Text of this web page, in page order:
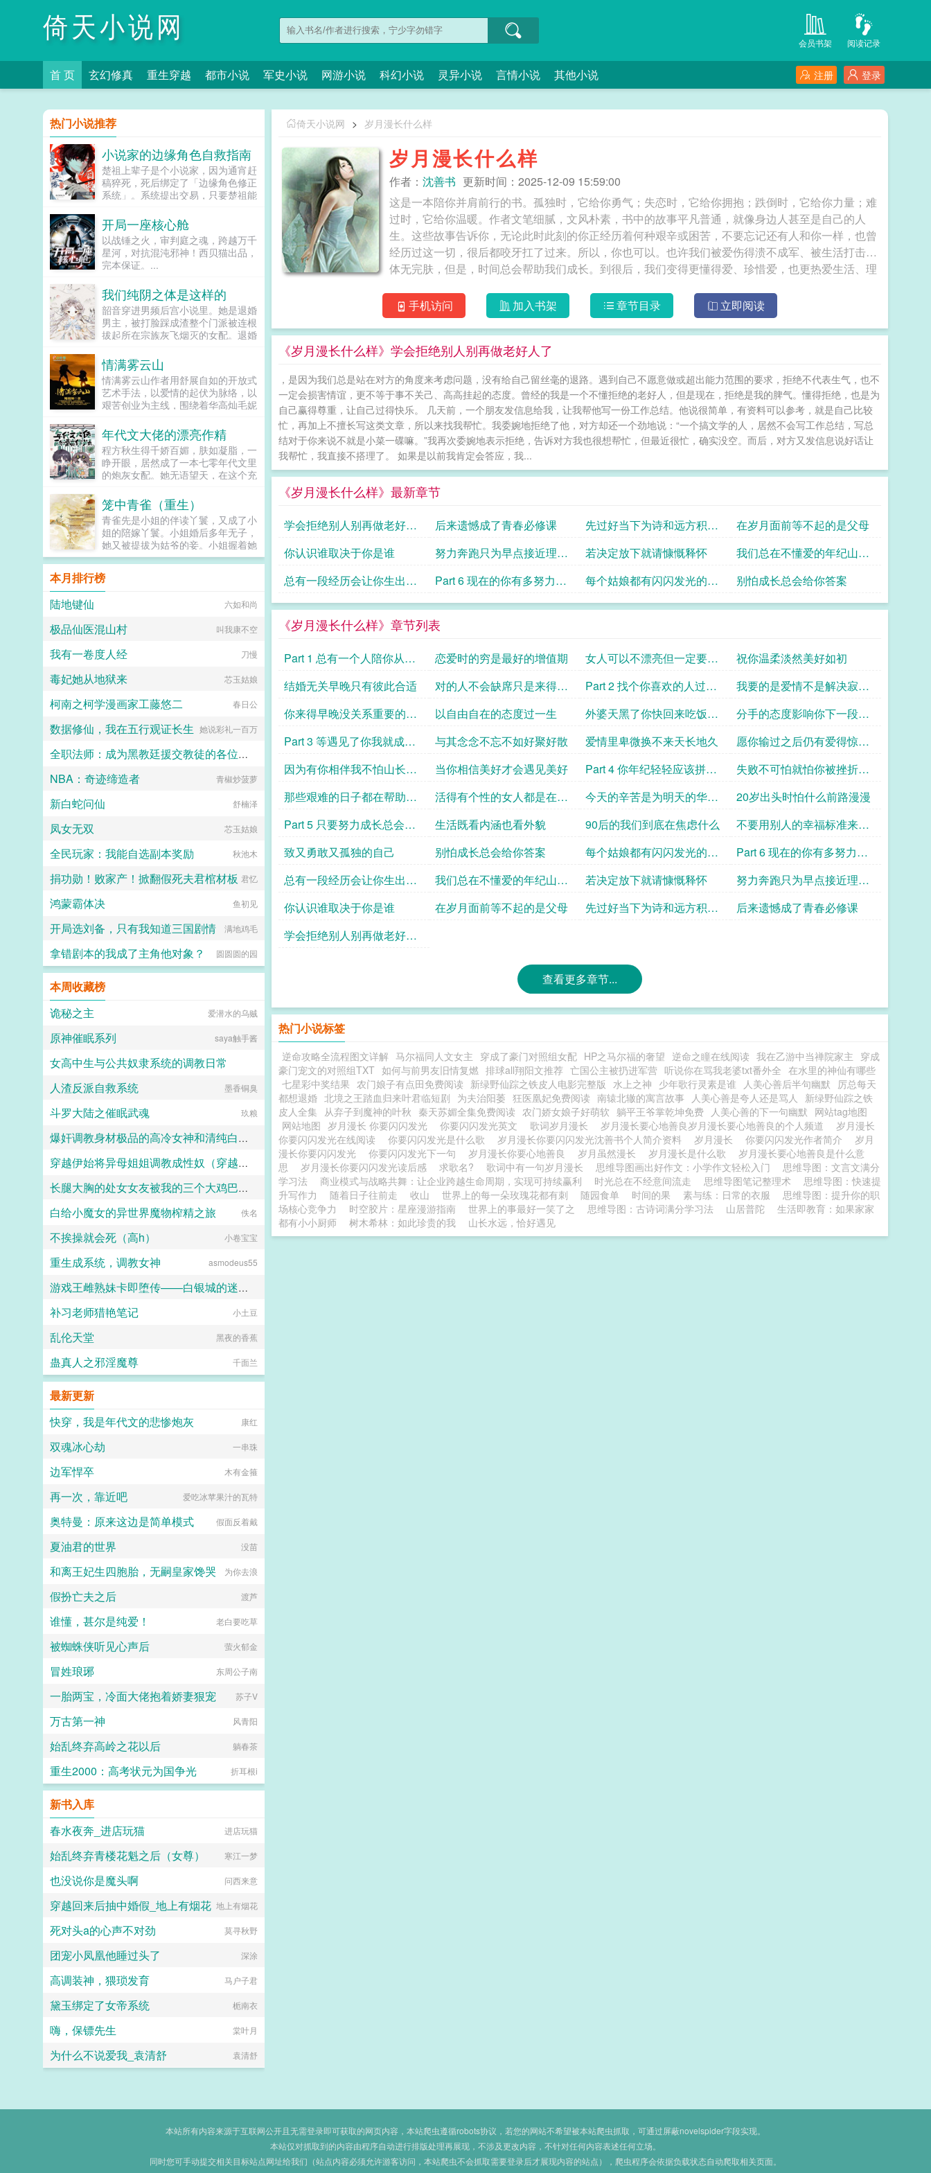
倚天小说网 阅读记录
会员书架
首 页 玄幻修真 重生穿越 都市小说 军史小说 网游小说 科幻小说 灵异小说 言情小说 其他小说 登录
注册
倚天小说网 > 岁月漫长什么样
岁月漫长什么样
作者： 沈善书 更新时间：2025-12-09 15:59:00
这是一本陪你并肩前行的书。孤独时，它给你勇气；失恋时，它给你拥抱；跌倒时，它给你力量；难
过时，它给你温暖。作者文笔细腻，文风朴素，书中的故事平凡普通，就像身边人甚至是自己的人
生。这些故事告诉你，无论此时此刻的你正经历着何种艰辛或困苦，不要忘记还有人和你一样，也曾
经历过这一切，很后都咬牙扛了过来。所以，你也可以。也许我们被爱伤得溃不成军、被生活打击得
体无完肤，但是，时间总会帮助我们成长。到很后，我们变得更懂得爱、珍惜爱，也更热爱生活、理
漫长，你要闪闪发光
手机访问 加入书架 章节目录 立即阅读
《岁月漫长什么样》学会拒绝别人别再做老好人了
，是因为我们总是站在对方的角度来考虑问题，没有给自己留丝毫的退路。遇到自己不愿意做或超出能力范围的要求，拒绝不代表生气，也不
一定会损害情谊，更不等于事不关己、高高挂起的态度。曾经的我是一个不懂拒绝的老好人，但是现在，拒绝是我的脾气。懂得拒绝，也是为
自己赢得尊重，让自己过得快乐。 几天前，一个朋友发信息给我，让我帮他写一份工作总结。他说很简单，有资料可以参考，就是自己比较
忙，再加上不擅长写这类文章，所以来找我帮忙。我委婉地拒绝了他，对方却还一个劲地说：“一个搞文学的人，居然不会写工作总结，写总
结对于你来说不就是小菜一碟嘛。”我再次委婉地表示拒绝，告诉对方我也很想帮忙，但最近很忙，确实没空。而后，对方又发信息说好话让
我帮忙，我直接不搭理了。 如果是以前我肯定会答应，我...
《岁月漫长什么样》最新章节
学会拒绝别人别再做老好人
了
后来遗憾成了青春必修课
先过好当下为诗和远方积累
资本
在岁月面前等不起的是父母
你认识谁取决于你是谁
努力奔跑只为早点接近理想
的生活
若决定放下就请慷慨释怀
我们总在不懂爱的年纪山盟
海誓
总有一段经历会让你生出铠
甲
Part 6 现在的你有多努力就
有多耀眼的未来
每个姑娘都有闪闪发光的机
会
别怕成长总会给你答案
《岁月漫长什么样》章节列表
Part 1 总有一个人陪你从年
少走到年老
恋爱时的穷是最好的增值期
女人可以不漂亮但一定要有
嫁值
祝你温柔淡然美好如初
结婚无关早晚只有彼此合适
对的人不会缺席只是来得晚
一些
Part 2 找个你喜欢的人过欢
喜的一生
我要的是爱情不是解决寂寞
的人
你来得早晚没关系重要的是
你来了
以自由自在的态度过一生
外婆天黑了你快回来吃饭好
不好
分手的态度影响你下一段感
情的好坏
Part 3 等遇见了你我就成了
我们
与其念念不忘不如好聚好散 爱情里卑微换不来天长地久
愿你输过之后仍有爱得惊天
动地的骄傲
因为有你相伴我不怕山长水
远
当你相信美好才会遇见美好
Part 4 你年纪轻轻应该拼尽
全力去生活
失败不可怕就怕你被挫折打
败
那些艰难的日子都在帮助你
成长
活得有个性的女人都是在做
自己
今天的辛苦是为明天的华丽
绽放
20岁出头时怕什么前路漫漫
Part 5 只要努力成长总会给
你惊喜
生活既看内涵也看外貌 90后的我们到底在焦虑什么
不要用别人的幸福标准来给
自己打分
致又勇敢又孤独的自己 别怕成长总会给你答案
每个姑娘都有闪闪发光的机
会
Part 6 现在的你有多努力就
有多耀眼的未来
总有一段经历会让你生出铠
甲
我们总在不懂爱的年纪山盟
海誓
若决定放下就请慷慨释怀
努力奔跑只为早点接近理想
的生活
你认识谁取决于你是谁 在岁月面前等不起的是父母
先过好当下为诗和远方积累
后来遗憾成了青春必修课
学会拒绝别人别再做老好人
查看更多章节...
热门小说标签
逆命攻略全流程图文详解 马尔福同人文女主 穿成了豪门对照组女配 HP之马尔福的奢望 逆命之瞳在线阅读 我在乙游中当禅院家主 穿成
豪门宠文的对照组TXT 如何与前男友旧情复燃 排球all翔阳文推荐 亡国公主被扔进军营 听说你在骂我老婆txt番外全 在水里的神仙有哪些
七星彩中奖结果 农门娘子有点田免费阅读 新绿野仙踪之铁皮人电影完整版 水上之神 少年歌行灵素是谁 人美心善后半句幽默 厉总每天
都想退婚 北境之王踏血归来叶君临短剧 为夫治阳萎 狂医凰妃免费阅读 南辕北辙的寓言故事 人美心善是夸人还是骂人
新绿野仙踪之铁
皮人全集 从弃子到魔神的叶秋 秦天苏媚全集免费阅读 农门娇女娘子好萌软 躺平王爷掌乾坤免费 人美心善的下一句幽默 网站tag地图
网站地图 岁月漫长 你要闪闪发光 你要闪闪发光英文 歌词岁月漫长 岁月漫长要心地善良岁月漫长要心地善良的个人频道
岁月漫长
你要闪闪发光在线阅读
你要闪闪发光是什么歌 岁月漫长你要闪闪发光沈善书个人简介资料 岁月漫长 你要闪闪发光作者简介
岁月
漫长你要闪闪发光
你要闪闪发光下一句 岁月漫长你要心地善良 岁月虽然漫长 岁月漫长是什么歌
岁月漫长要心地善良是什么意
思
岁月漫长你要闪闪发光读后感 求歌名? 歌词中有一句岁月漫长 思维导图画出好作文：小学作文轻松入门
思维导图：文言文满分
学习法
商业模式与战略共舞：让企业跨越生命周期，实现可持续赢利 时光总在不经意间流走 思维导图笔记整理术
思维导图：快速提
升写作力
随着日子往前走 收山 世界上的每一朵玫瑰花都有刺 随园食单 时间的果 素与练：日常的衣服
思维导图：提升你的职
场核心竞争力
时空胶片：星座漫游指南 世界上的事最好一笑了之 思维导图：古诗词满分学习法 山居普陀
生活即教育：如果家家
都有小小厨师
树木希林：如此珍贵的我 山长水远，恰好遇见
热门小说推荐
小说家的边缘角色自救指南
楚祖上辈子是个小说家，因为通宵赶
稿猝死，死后绑定了「边缘角色修正
系统」。系统提出交易，只要楚祖能
色，他就能重获新生。楚祖改人设是
吧？老擅长了！第一本读者A你可以
让反派降智，但你最好不要做梦觉得
读者也会降智，很难懂吗？还是读者
A靠靠靠！早说是大佬的局中局中局
声了！！第二本读者B狗塑适可而
止，就算你重复强调五百次他是可爱
狗狗，但我只看到了一只舔狗，还是
不会汪汪叫的那种。还是读者B起猛
里能领养，阿祖！我也要养阿祖！！
第三本读者C作者生活这么不如意，
一定要搞这么五毒俱全的角色？写不
出来东西找个班上吧。还是读者
CMD，祖神，我可真该死啊！第四
的一般，但我改得还行吧？系统你知
道什么叫边缘角色吗？人气大爆角色
算什么边缘角色啊！！！TIPS12100
存稿箱吐章节，偶尔抽空改错字2警
惕祖哥感情牌，他是个狠人3wb短不
注发言时间，精确到秒，有用5是想
简单尝试各种题材的产物，专栏预收
有各个题材，收收菜呗w...
开局一座核心舱
以战锤之火，审判庭之魂，跨越万千
星河，对抗混沌邪神！西贝猫出品，
完本保证。...
我们纯阴之体是这样的
韶音穿进男频后宫小说里。她是退婚
男主，被打脸踩成渣整个门派被连根
拔起所在宗族灰飞烟灭的女配。退婚
清白白的好汉一条，前程光明，未来
无限。但既然他这么记恨N多年后。
龙傲天男主我知道是我配不上你，但
我在你身边鞍前马后了五百年，饭给
你做，衣服给你买，天材地宝为你
情满雾云山
情满雾云山作者用舒展自如的开放式
艺术手法，以爱情的起伏为脉络，以
艰苦创业为主线，围绕着华高灿毛妮
文彬梁仕达丁...
年代文大佬的漂亮作精
程方秋生得千娇百媚，肤如凝脂，一
睁开眼，居然成了一本七零年代文里
的炮灰女配。她无语望天，在这个充
着便宜老公的丰厚工资买买买，顺便
再好好享受宽肩窄腰，冷峻帅气...
笼中青雀（重生）
青雀先是小姐的伴读丫鬟，又成了小
姐的陪嫁丫鬟。小姐婚后多年无子，
她又被提拔为姑爷的妾。小姐握着她
的手说青雀，你信我，将来你的孩子
就是我的孩子，我必不会亏待了你。
青雀信了。她先后生下一女一儿，都
养在小姐膝下。姑爷步步高升，先做
尚书，又做丞相，她的一双儿女日渐
人，人人都说，她的好日子要来了。
冬天，她也以嫉妒盗窃两重罪名，死
想问一问她的小姐，她从小相伴，一
目，为什么这样待她？为什么这样待
爷的侍妾，肚里才怀上女儿。上一世
紧盯着她。摸着还未隆起的小腹，她
本月排行榜
陆地键仙
六如和尚
极品仙医混山村 叫我康不空
我有一卷度人经 刀慢
毒妃她从地狱来 芯玉姑娘
柯南之柯学漫画家工藤悠二 春日公
数据修仙，我在五行观证长生 她说彩礼一百万
全职法师：成为黑教廷援交教徒的各位婊子
小磊子
NBA：奇迹缔造者 青椒炒菠萝
新白蛇问仙 舒楠泽
凤女无双 芯玉姑娘
全民玩家：我能自选副本奖励 秋池木
捐功勋！败家产！掀翻假死夫君棺材板 君忆
鸿蒙霸体决 鱼初见
开局选刘备，只有我知道三国剧情 满地鸡毛
拿错剧本的我成了主角他对象？ 圆圆圆的园
本周收藏榜
诡秘之主
爱潜水的乌贼
原神催眠系列 saya触手酱
女高中生与公共奴隶系统的调教日常
喵不可言
人渣反派自救系统 墨香铜臭
斗罗大陆之催眠武魂 玖粮
爆奸调教身材极品的高冷女神和清纯白袜甜妹留学生，射满她们的鞋柜里的高跟鞋和小皮鞋
穿越伊始将异母姐姐调教成性奴（穿越到异世界把高贵强大的女性征服至胯下）
长腿大胸的处女女友被我的三个大鸡巴室友轮番调教，狠狠灌精直到怀孕
158330
白给小魔女的异世界魔物榨精之旅 佚名
不挨操就会死（高h） 小卷宝宝
重生成系统，调教女神 asmodeus55
游戏王雌熟妹卡即堕传——白银城的迷宫主?拉比丽斯篇
丁骨
补习老师猎艳笔记 小土豆
乱伦天堂 黑夜的香蕉
蛊真人之邪淫魔尊 千面兰
最新更新
快穿，我是年代文的悲惨炮灰
康红
双魂冰心劫 一串珠
边军悍卒 木有金箍
再一次，靠近吧 爱吃冰苹果汁的瓦特
奥特曼：原来这边是简单模式 假面反着戴
夏油君的世界 没苗
和离王妃生四胞胎，无嗣皇家馋哭 为你去浪
假扮亡夫之后 渡芦
谁懂，甚尔是纯爱！ 老白要吃草
被蜘蛛侠听见心声后 萤火郁金
冒姓琅琊 东周公子南
一胎两宝，冷面大佬抱着娇妻狠宠 苏子V
万古第一神 风青阳
始乱终弃高岭之花以后 躺春茶
重生2000：高考状元为国争光 折耳根i
新书入库
春水夜奔_进店玩猫
进店玩猫
始乱终弃青楼花魁之后（女尊） 寒江一梦
也没说你是魔头啊 问西来意
穿越回来后抽中婚假_地上有烟花 地上有烟花
死对头a的心声不对劲 莫寻秋野
团宠小凤凰他睡过头了 深涂
高调装神，猥琐发育 马户子君
黛玉绑定了女帝系统 栀南衣
嗨，保镖先生 棠叶月
为什么不说爱我_袁清舒 袁清舒
本站所有内容来源于互联网公开且无需登录即可获取的网页内容，本站爬虫遵循robots协议，若您的网站不希望被本站爬虫抓取，可通过屏蔽novelspider字段实现。
本站仅对抓取到的内容由程序自动进行排版处理再展现，不涉及更改内容，不针对任何内容表述任何立场。
同时您可手动提交相关目标站点网址给我们（站点内容必须允许游客访问，本站爬虫不会抓取需要登录后才展现内容的站点），爬虫程序会依据负载状态自动爬取相关页面。